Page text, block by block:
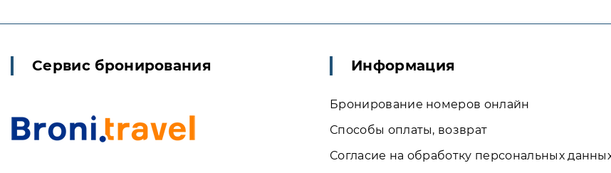
Сервис бронирования Информация
Бронирование номеров онлайн
Способы оплаты, возврат
Согласие на обработку персональных